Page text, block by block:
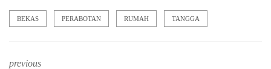
BEKAS PERABOTAN RUMAH TANGGA
previous